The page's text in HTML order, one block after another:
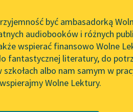
TunkielAPI
OAI-PMH
Widget Wolnych Lektur
być ambasadorką
audiobooków i różnych
wspierać finansowo Wolne
fantastycznej literatury, do
albo nam samym w
Wolne Lektury.